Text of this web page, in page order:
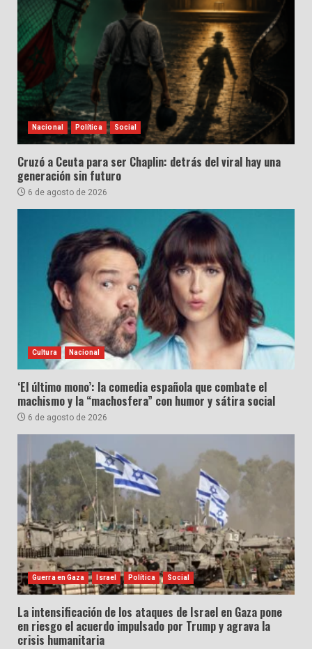
Nacional Política Social
Cruzó a Ceuta para ser Chaplin: detrás del viral hay una
generación sin futuro
6 de agosto de 2026
Cultura Nacional
‘El último mono’: la comedia española que combate el
machismo y la “machosfera” con humor y sátira social
6 de agosto de 2026
Guerra en Gaza Israel Política Social
La intensificación de los ataques de Israel en Gaza pone
en riesgo el acuerdo impulsado por Trump y agrava la
crisis humanitaria